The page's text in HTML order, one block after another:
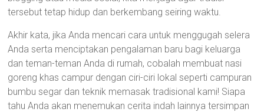
tersebut tetap hidup dan berkembang seiring waktu.
Akhir kata, jika Anda mencari cara untuk menggugah selera
Anda serta menciptakan pengalaman baru bagi keluarga
dan teman-teman Anda di rumah, cobalah membuat nasi
goreng khas campur dengan ciri-ciri lokal seperti campuran
bumbu segar dan teknik memasak tradisional kami! Siapa
tahu Anda akan menemukan cerita indah lainnya tersimpan